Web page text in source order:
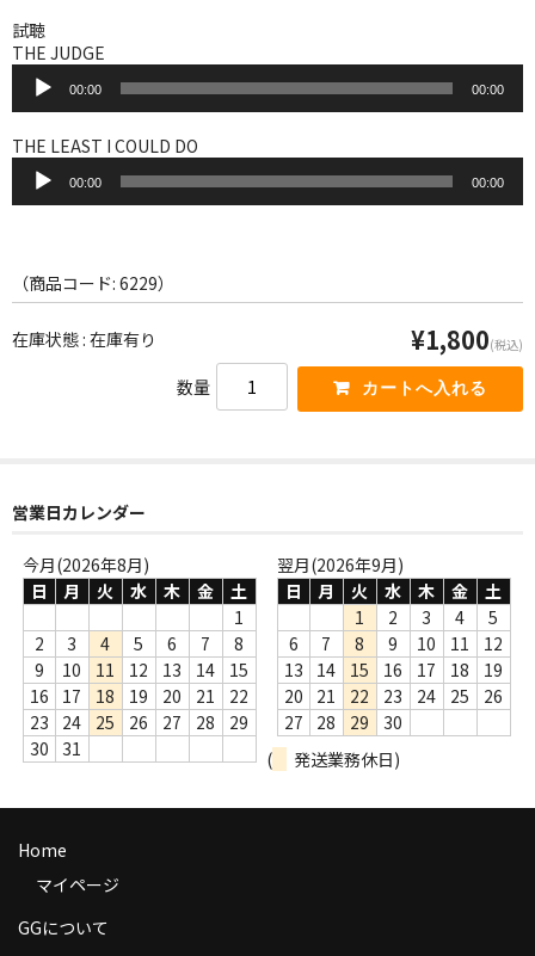
Webのみ no.2
Webのみ no.4
お支払い方法
返品
コンディション
Privacy Policy
特定商取引法に基づく表示
試聴
THE JUDGE
プ
レ
ー
ー
00:00 00:00
THE LEAST I COULD DO
プ
ヤ
ー
00:00 00:00
（商品コード: 6229）
在庫状態 : 在庫有り ¥1,800(税込)
数量
営業日カレンダー
今月(2026年8月)
日
月 火 水 木 金
土
1
2
3 4 5 6 7
8
9
10 11 12 13 14
15
16
17 18 19 20 21
22
23
24 25 26 27 28
29
30
31
翌月(2026年9月)
日
月 火 水 木 金
土
1
2 3 4
5
6
7 8 9 10 11
12
13
14 15 16 17 18
19
20
21 22 23 24 25
26
27
28 29
30
(
発送業務休日)
Home
マイページ
GGについて